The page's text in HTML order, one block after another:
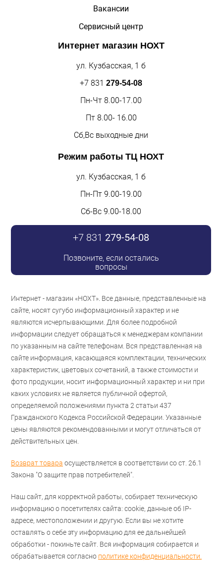
Вакансии
Сервисный центр
Интернет магазин НОХТ
ул. Кузбасская, 1 б
+7 831 279-54-08
Пн-Чт 8.00-17.00
Пт 8.00- 16.00
Сб,Вс выходные дни
Режим работы ТЦ НОХТ
ул. Кузбасская, 1 б
Пн-Пт 9.00-19.00
Сб-Вс 9.00-18.00
+7 831 279-54-08
Позвоните, если остались
вопросы
Интернет - магазин «НОХТ». Все данные, представленные на
сайте, носят сугубо информационный характер и не
являются исчерпывающими. Для более подробной
информации следует обращаться к менеджерам компании
по указанным на сайте телефонам. Вся представленная на
сайте информация, касающаяся комплектации, технических
характеристик, цветовых сочетаний, а также стоимости и
фото продукции, носит информационный характер и ни при
каких условиях не является публичной офертой,
определяемой положениями пункта 2 статьи 437
Гражданского Кодекса Российской Федерации. Указанные
цены являются рекомендованными и могут отличаться от
действительных цен.
Возврат товара осуществляется в соответствии со ст. 26.1
Закона "О защите прав потребителей".
Наш сайт, для корректной работы, собирает техническую
информацию о посетителях сайта: cookie, данные об IP-
адресе, местоположении и другую. Если вы не хотите
оставлять о себе эту информацию для ее дальнейшей
обработки - покиньте сайт. Вся информация собирается и
обрабатывается согласно политике конфиденциальности.